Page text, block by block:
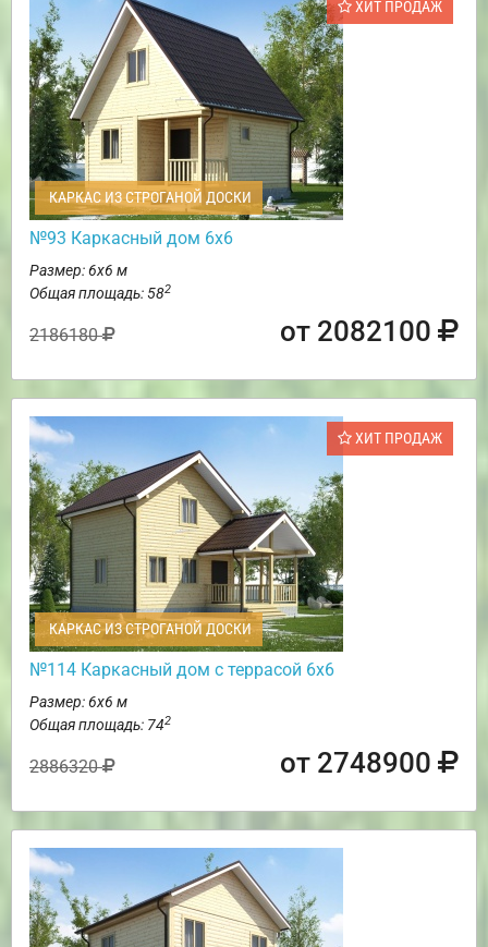
ХИТ ПРОДАЖ
КАРКАС ИЗ СТРОГАНОЙ ДОСКИ
№93 Каркасный дом 6х6
Размер: 6х6 м
Общая площадь: 582
2186180 от 2082100
ХИТ ПРОДАЖ
КАРКАС ИЗ СТРОГАНОЙ ДОСКИ
№114 Каркасный дом с террасой 6х6
Размер: 6х6 м
Общая площадь: 742
2886320 от 2748900